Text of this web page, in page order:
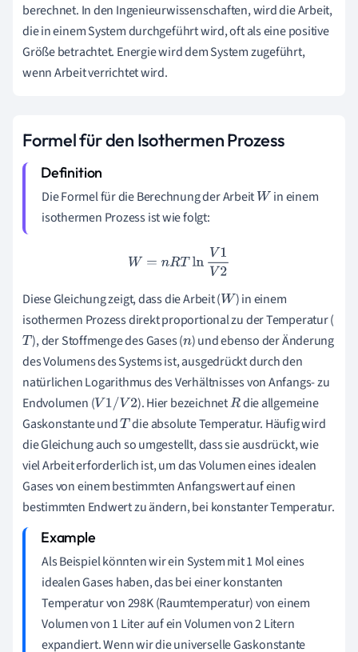
berechnet. In den Ingenieurwissenschaften, wird die Arbeit,
die in einem System durchgeführt wird, oft als eine positive
Größe betrachtet. Energie wird dem System zugeführt,
wenn Arbeit verrichtet wird.
Formel für den Isothermen Prozess
Die Formel für die Berechnung der Arbeit W in einem
isothermen Prozess ist wie folgt:
W= nRTlnV1V2
Diese Gleichung zeigt, dass die Arbeit (W ) in einem
isothermen Prozess direkt proportional zu der Temperatur (
T), der Stoffmenge des Gases (n) und ebenso der Änderung
des Volumens des Systems ist, ausgedrückt durch den
natürlichen Logarithmus des Verhältnisses von Anfangs- zu
Endvolumen (V1/V2 ). Hier bezeichnetR die allgemeine
Gaskonstante undT die absolute Temperatur. Häufig wird
die Gleichung auch so umgestellt, dass sie ausdrückt, wie
viel Arbeit erforderlich ist, um das Volumen eines idealen
Gases von einem bestimmten Anfangswert auf einen
bestimmten Endwert zu ändern, bei konstanter Temperatur.
Als Beispiel könnten wir ein System mit 1 Mol eines
idealen Gases haben, das bei einer konstanten
Temperatur von 298K (Raumtemperatur) von einem
Volumen von 1 Liter auf ein Volumen von 2 Litern
expandiert. Wenn wir die universelle Gaskonstante